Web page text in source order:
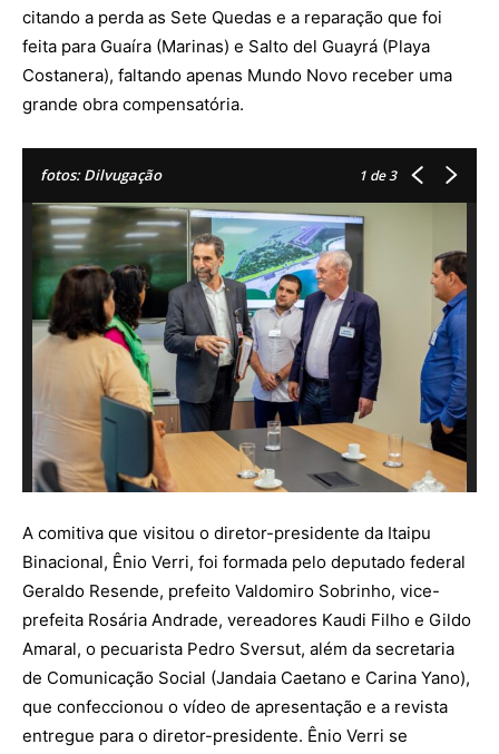
citando a perda as Sete Quedas e a reparação que foi
feita para Guaíra (Marinas) e Salto del Guayrá (Playa
Costanera), faltando apenas Mundo Novo receber uma
grande obra compensatória.
fotos: Dilvugação 1 de 3
A comitiva que visitou o diretor-presidente da Itaipu
Binacional, Ênio Verri, foi formada pelo deputado federal
Geraldo Resende, prefeito Valdomiro Sobrinho, vice-
prefeita Rosária Andrade, vereadores Kaudi Filho e Gildo
Amaral, o pecuarista Pedro Sversut, além da secretaria
de Comunicação Social (Jandaia Caetano e Carina Yano),
que confeccionou o vídeo de apresentação e a revista
entregue para o diretor-presidente. Ênio Verri se